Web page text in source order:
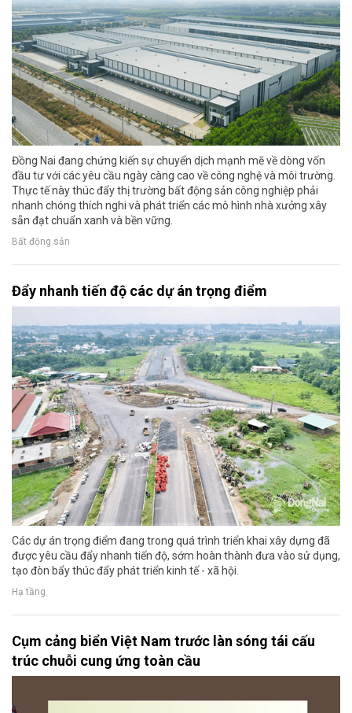
Đồng Nai đang chứng kiến sự chuyển dịch mạnh mẽ về dòng vốn
đầu tư với các yêu cầu ngày càng cao về công nghệ và môi trường.
Thực tế này thúc đẩy thị trường bất động sản công nghiệp phải
nhanh chóng thích nghi và phát triển các mô hình nhà xưởng xây
sẵn đạt chuẩn xanh và bền vững.
Bất động sản
Đẩy nhanh tiến độ các dự án trọng điểm
Các dự án trọng điểm đang trong quá trình triển khai xây dựng đã
được yêu cầu đẩy nhanh tiến độ, sớm hoàn thành đưa vào sử dụng,
tạo đòn bẩy thúc đẩy phát triển kinh tế - xã hội.
Hạ tầng
Cụm cảng biển Việt Nam trước làn sóng tái cấu
trúc chuỗi cung ứng toàn cầu